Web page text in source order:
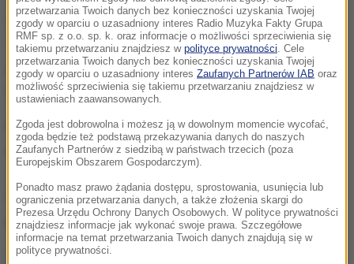
ratownika dyżurującego na Markowych
Szczawinach. Przypadkowi turyści najpierw zaczęli
prowadzić reanimację, którą przejęli ratownicy -
ratownik dyżurny Grupy Beskidzkiej GOPR.
Niestety,mimo szybko udzielonej pomocy turysta
zmarł.
Ciało mężczyzny zostało przetransportowane na
pokładzie śmigłowca na Przełęcz Krowiarki.
Źródło: RMF FM
przetwarzania Twoich danych bez konieczności uzyskania Twojej
zgody w oparciu o uzasadniony interes Radio Muzyka Fakty Grupa
RMF sp. z o.o. sp. k. oraz informacje o możliwości sprzeciwienia się
takiemu przetwarzaniu znajdziesz w polityce prywatności . Cele
przetwarzania Twoich danych bez konieczności uzyskania Twojej
zgody w oparciu o uzasadniony interes Zaufanych Partnerów IAB oraz
możliwość sprzeciwienia się takiemu przetwarzaniu znajdziesz w
ustawieniach zaawansowanych.
Zgoda jest dobrowolna i możesz ją w dowolnym momencie wycofać,
zgoda będzie też podstawą przekazywania danych do naszych
Zaufanych Partnerów z siedzibą w państwach trzecich (poza
Europejskim Obszarem Gospodarczym).
Ponadto masz prawo żądania dostępu, sprostowania, usunięcia lub
ograniczenia przetwarzania danych, a także złożenia skargi do
Prezesa Urzędu Ochrony Danych Osobowych. W polityce prywatności
znajdziesz informacje jak wykonać swoje prawa. Szczegółowe
informacje na temat przetwarzania Twoich danych znajdują się w
polityce prywatności.